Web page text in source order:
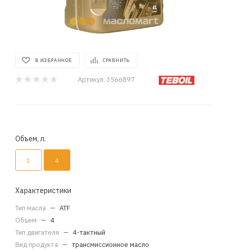
В ИЗБРАННОЕ СРАВНИТЬ
Артикул: 3566897
Объем, л.
1 4
Характеристики
Тип масла — ATF
Объем — 4
Тип двигателя — 4-тактный
Вид продукта — трансмиссионное масло